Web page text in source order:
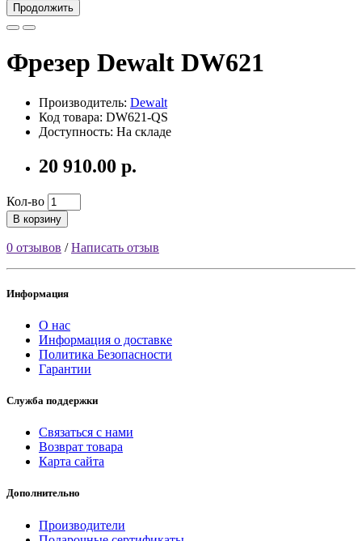
Продолжить
Фрезер Dewalt DW621
Производитель: Dewalt
Код товара: DW621-QS
Доступность: На складе
20 910.00 р.
Кол-во
В корзину
0 отзывов /Написать отзыв
Информация
О нас
Информация о доставке
Политика Безопасности
Гарантии
Служба поддержки
Связаться с нами
Возврат товара
Карта сайта
Дополнительно
Производители